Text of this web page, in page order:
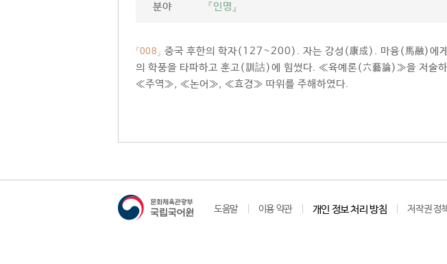
분야
『인명』
「008」 중국 후한의 학자(127~200). 자는 강성(康成). 마융(馬融)에
의 학풍을 타파하고 훈고(訓詁)에 힘썼다. ≪육예론(六藝論)≫을 저
≪주역≫, ≪논어≫, ≪효경≫ 따위를 주해하였다.
도움말 이용 약관 개인 정보 처리 방침 저작권 정